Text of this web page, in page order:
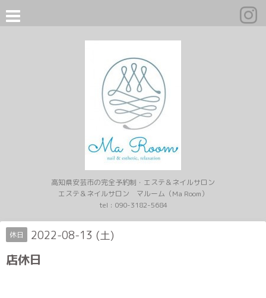
高知県安芸市の完全予約制・エステ＆ネイルサロン
エステ＆ネイルサロン マルーム（Ma Room）
tel : 090-3182-5684
休日 2022-08-13 (土)
店休日